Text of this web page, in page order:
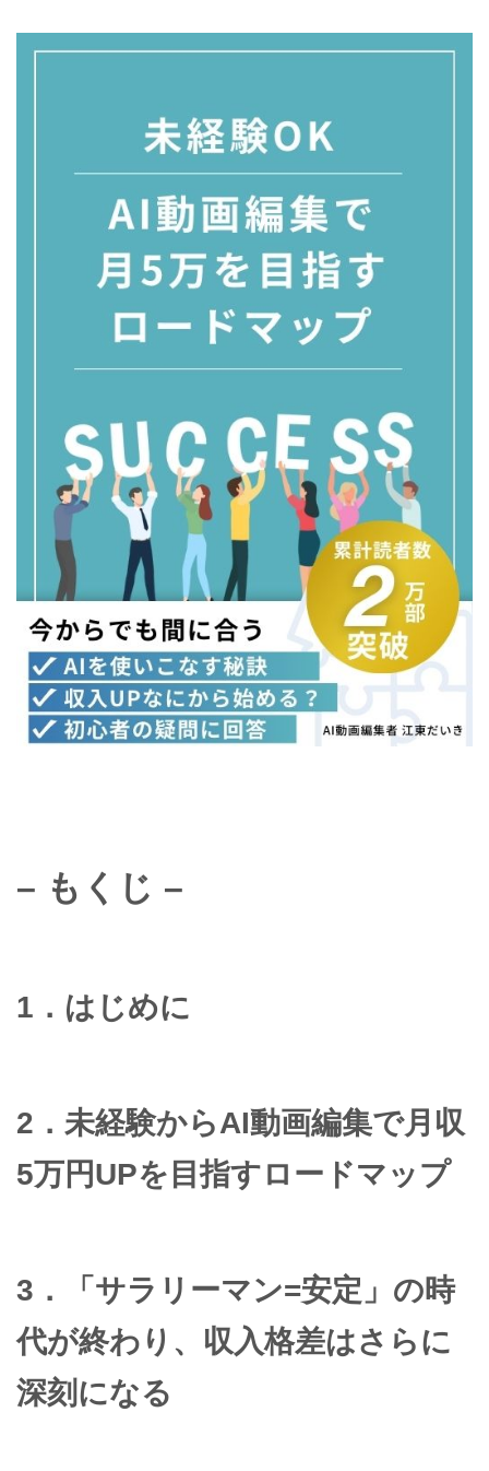
– もくじ –
1．はじめに
2．未経験からAI動画編集で月収
5万円UPを目指すロードマップ
3．「サラリーマン=安定」の時
代が終わり、収入格差はさらに
深刻になる